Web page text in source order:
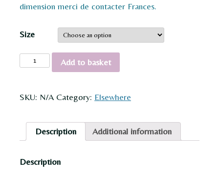
dimension merci de contacter Frances.
Size
Ocean
Add to basket
SKU: N/A Category: Elsewhere
Description Additional information
Description